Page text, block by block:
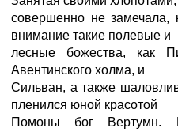
совершенно не замечала,
внимание такие полевые и
лесные божества, как
Авентинского холма, и
Сильван, а также
пленился юной красотой
Помоны бог Вертумн.